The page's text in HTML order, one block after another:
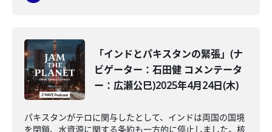
「インドとパキスタンの緊張」(ナ
ビゲーター：石田健 コメンテータ
ー：広瀬公巳)2025年4月24日(木)
パキスタンがテロに関与したとして、インドは両国の国境
を閉鎖、水資源に関する条約も一方的に停止しました。核